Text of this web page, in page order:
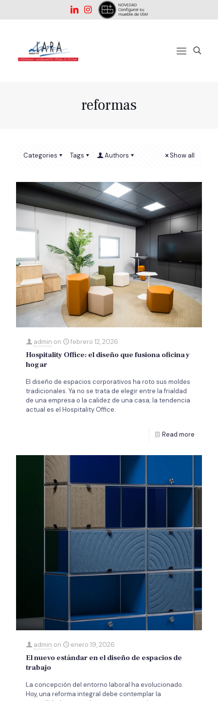
reformas
Categories Tags Authors Show all
admin on febrero 12, 2026
Hospitality Office: el diseño que fusiona oficina y
hogar
El diseño de espacios corporativos ha roto sus moldes
tradicionales. Ya no se trata de elegir entre la frialdad
de una empresa o la calidez de una casa; la tendencia
actual es el Hospitality Office.
Read more
admin on enero 19, 2026
El nuevo estándar en el diseño de espacios de
trabajo
La concepción del entorno laboral ha evolucionado.
Hoy, una reforma integral debe contemplar la